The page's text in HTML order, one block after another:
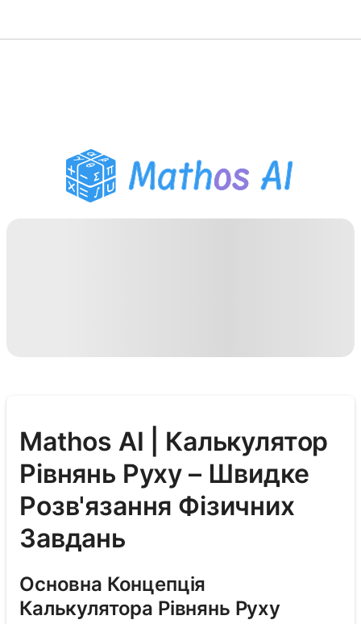
Помічник з домашнім
завданням PDF
Mathos AI | Калькулятор
Рівнянь Руху – Швидке
Розв'язання Фізичних
Завдань
Основна Концепція
Калькулятора Рівнянь Руху